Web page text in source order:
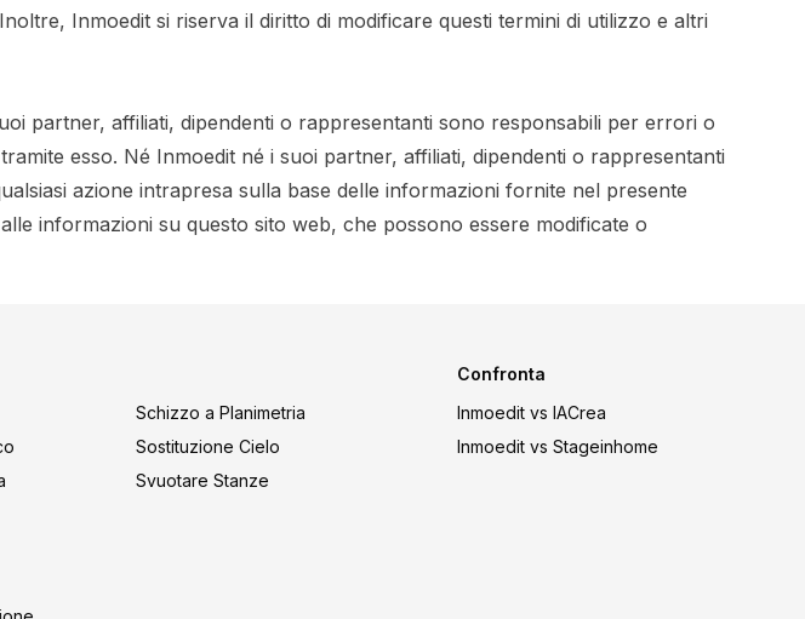
Inmoedit si riserva il diritto di modificare questi termini di utilizzo e altri
partner, affiliati, dipendenti o rappresentanti sono responsabili per errori o
esso. Né Inmoedit né i suoi partner, affiliati, dipendenti o rappresentanti
azione intrapresa sulla base delle informazioni fornite nel presente
informazioni su questo sito web, che possono essere modificate o
Schizzo a Planimetria
Sostituzione Cielo
Svuotare Stanze
Confronta
Inmoedit vs IACrea
Inmoedit vs Stageinhome